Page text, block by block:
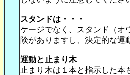
スタンドは・・・
ケージでなく、スタンド（オ
険がありますし、決定的な
運動と止まり木
止まり木は１本と指示した